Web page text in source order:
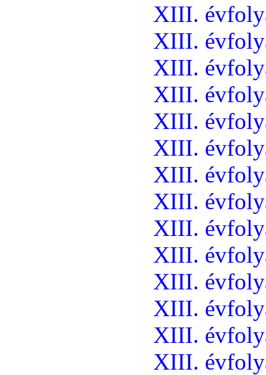
XIII.
XIII.
XIII.
XIII.
XIII.
XIII.
XIII.
XIII.
XIII.
XIII.
XIII.
XIII.
XIII.
XIII.